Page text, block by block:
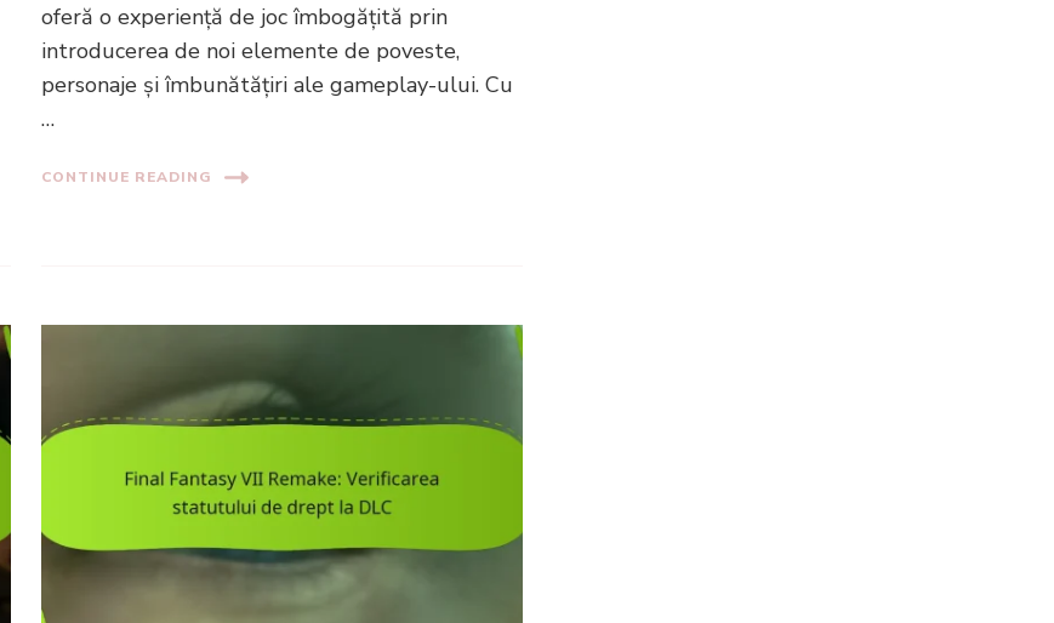
oferă o experiență de joc îmbogățită prin
introducerea de noi elemente de poveste,
personaje și îmbunătățiri ale gameplay-ului. Cu
…
CONTINUE READING